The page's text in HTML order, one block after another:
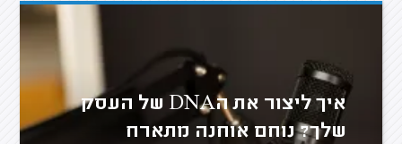
איך ליצור את הDNA של העסק
שלך? נוחם אוחנה מתארח